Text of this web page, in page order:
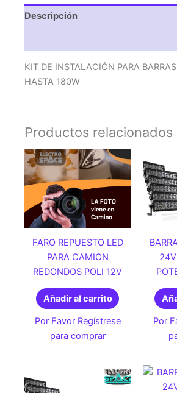
180W
cantidad
Descripción
KIT DE INSTALACIÓN PARA
HASTA 180W
Productos relacionados
FARO REPUESTO LED
PARA CAMION
REDONDOS POLI 12V
Añadir al carrito
Por Favor Regístrese
para comprar
Por